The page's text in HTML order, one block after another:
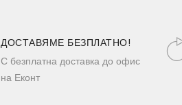
ДОСТАВЯМЕ БЕЗПЛАТНО!
С безплатна доставка до офис
на Еконт